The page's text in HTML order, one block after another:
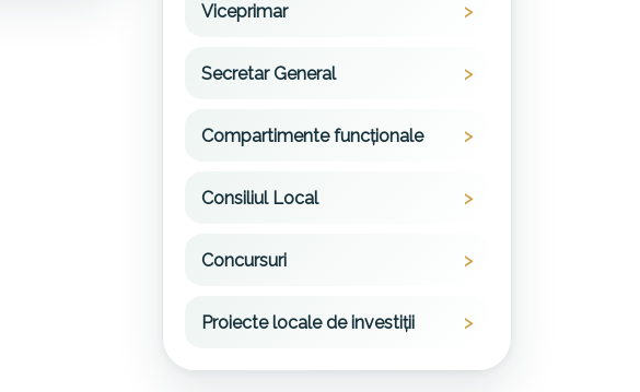
Viceprimar
Secretar General
Compartimente funcționale
Consiliul Local
Concursuri
Proiecte locale de investiții